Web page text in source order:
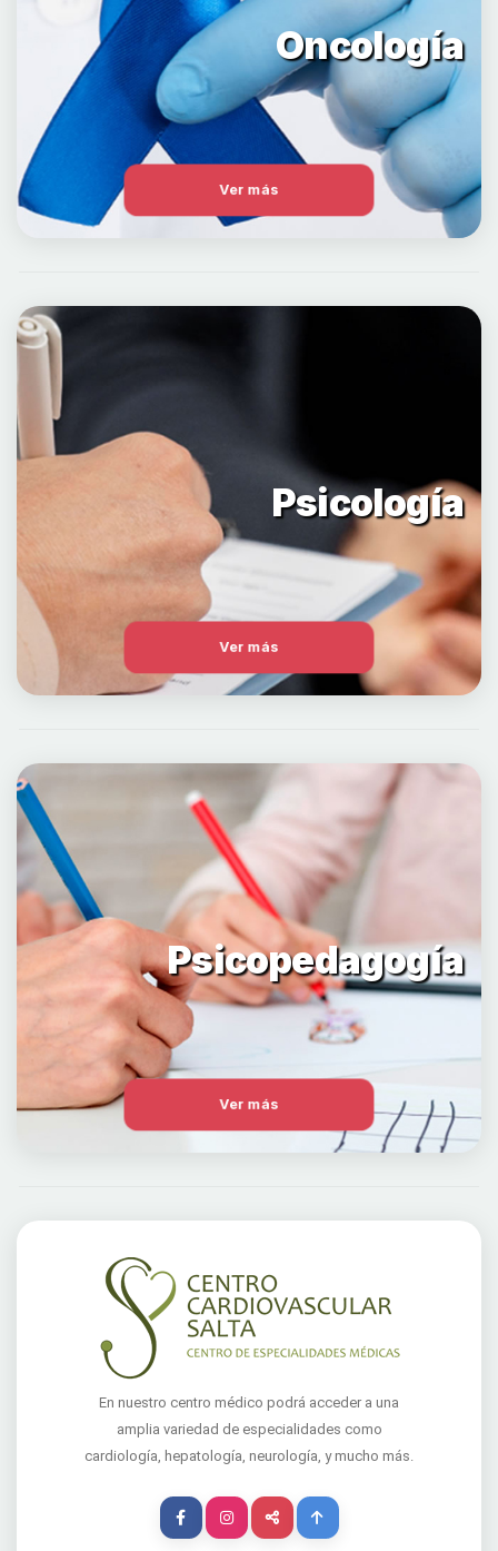
Oncología
Ver más
Psicología
Ver más
Psicopedagogía
Ver más
En nuestro centro médico podrá acceder a una
amplia variedad de especialidades como
cardiología, hepatología, neurología, y mucho más.